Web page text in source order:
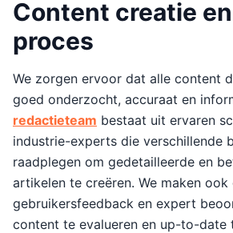
Content creatie
proces
We zorgen ervoor dat alle content
goed onderzocht, accuraat en
redactieteam bestaat uit ervaren
industrie-experts die verschillende
raadplegen om gedetailleerde en
artikelen te creëren. We maken
gebruikersfeedback en expert
content te evalueren en up-to-date